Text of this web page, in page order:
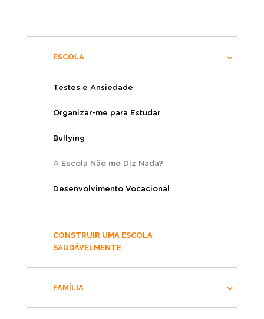
ESCOLA
Testes e Ansiedade
Organizar-me para Estudar
Bullying
A Escola Não me Diz Nada?
Desenvolvimento Vocacional
CONSTRUIR UMA ESCOLA
SAUDÁVELMENTE
FAMÍLIA